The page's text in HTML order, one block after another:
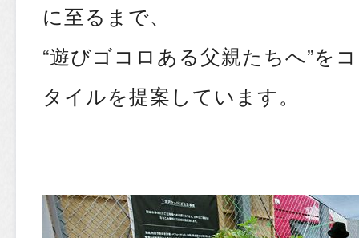
に至るまで、
“遊びゴコロある父親たちへ”を
タイルを提案しています。